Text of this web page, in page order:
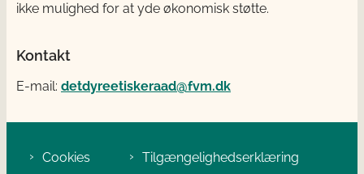
ikke mulighed for at yde økonomisk støtte.
Kontakt
E-mail: detdyreetiskeraad@fvm.dk
Cookies Tilgængelighedserklæring